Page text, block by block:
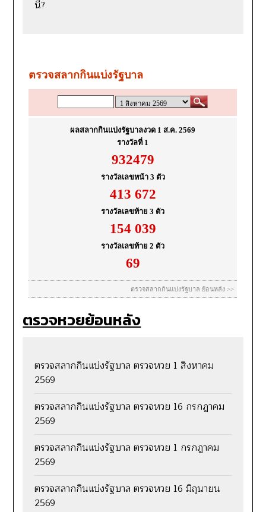
นี่?
ตรวจหวยย้อนหลัง
ตรวจสลากกินแบ่งรัฐบาล ตรวจหวย 1 สิงหาคม
2569
ตรวจสลากกินแบ่งรัฐบาล ตรวจหวย 16 กรกฎาคม
2569
ตรวจสลากกินแบ่งรัฐบาล ตรวจหวย 1 กรกฎาคม
2569
ตรวจสลากกินแบ่งรัฐบาล ตรวจหวย 16 มิถุนายน
2569